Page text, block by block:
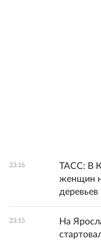
23:16
ТАСС: В
женщин
деревьев
23:15
На